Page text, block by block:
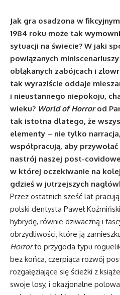
Jak gra osadzona w
1984 roku może tak
sytuacji na świecie? W jaki
powiązanych
obłąkanych zabójcach i
tak wyraziście oddaje
i nieustannego niepokoju,
wieku? World of Horrorod
tak istotna dlatego, że
elementy – nie tylko
współpracują, aby
nastrój naszej post-
w której oczekiwanie na
gdzieś w jutrzejszych
Przez ostatnich sześć lat
polski dentysta Paweł
hybrydę, równie dziwaczną i
obrzydliwości, które ją
Horrorto przygoda typu
bez końca, czerpiąca rozwój
rozgałęziające się ścieżki z
swoje losy, i okazjonalne